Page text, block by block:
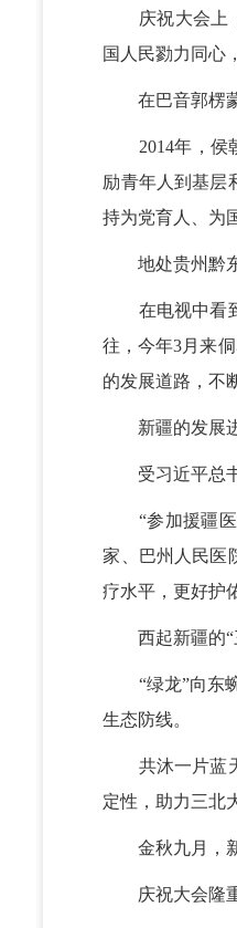
庆祝大会上，
国人民勠力同心
在巴音郭楞蒙
2014年，侯朝
励青年人到基层
持为党育人、为
地处贵州黔东
在电视中看到
往，今年3月来
的发展道路，不
新疆的发展进
受习近平总书
“参加援疆医
家、巴州人民医
疗水平，更好护
西起新疆的“三
“绿龙”向东蜿
生态防线。
共沐一片蓝天
定性，助力三北
金秋九月，新
庆祝大会隆重